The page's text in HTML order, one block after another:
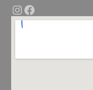
InstagramFacebook